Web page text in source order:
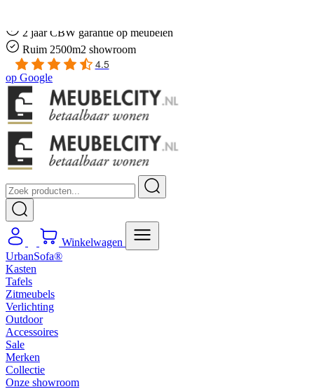
2 jaar CBW garantie op meubelen
Ruim 2500m2 showroom
4.5
op Google
Winkelwagen
UrbanSofa®
Kasten
Tafels
Zitmeubels
Verlichting
Outdoor
Accessoires
Sale
Merken
Collectie
Onze showroom